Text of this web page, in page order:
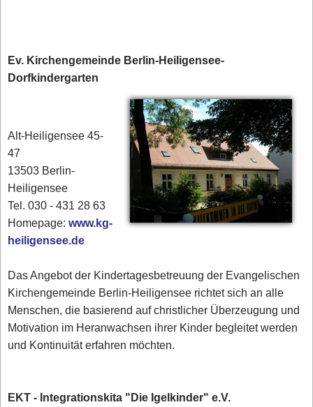
Ev. Kirchengemeinde Berlin-Heiligensee-
Dorfkindergarten
Alt-Heiligensee 45-
47
13503 Berlin-
Heiligensee
Tel. 030 - 431 28 63
Homepage:www.kg-
heiligensee.de
Das Angebot der Kindertagesbetreuung der Evangelischen
Kirchengemeinde Berlin-Heiligensee richtet sich an alle
Menschen, die basierend auf christlicher Überzeugung und
Motivation im Heranwachsen ihrer Kinder begleitet werden
und Kontinuität erfahren möchten.
EKT - Integrationskita "Die Igelkinder" e.V.